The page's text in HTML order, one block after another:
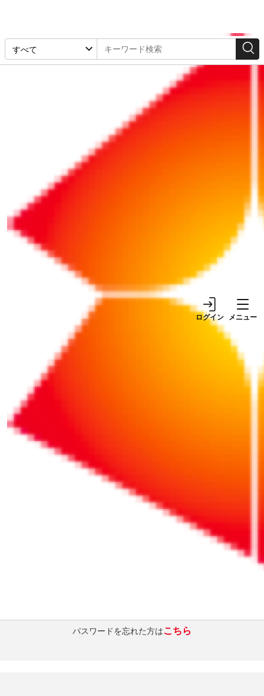
ログイン メニュー
2025/01/10
【コスト削減の教科書（10）】「材
料費」の削減
材料費のコスト削減は、売上への影響を考慮しな
がら材料を変更するか、相手のメリットを提示し
て値下げを交渉するかです。シミュレーション付
きで紹介します。
続きをお読みになるにはログインが必要です。
ID（メールアドレス）
パスワードを忘れた方はこちら